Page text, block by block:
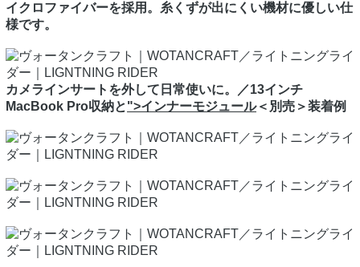
イクロファイバーを採用。糸くずが出にくい機材に優しい仕
様です。
カメラインサートを外して日常使いに。／13インチ
MacBook Pro収納と">インナーモジュール＜別売＞装着例